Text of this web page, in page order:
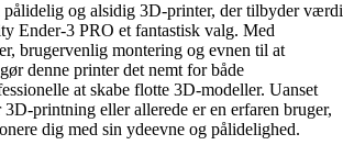
pålidelig og alsidig 3D-printer, der tilbyder værdi
Ender-3 PRO et fantastisk valg. Med
brugervenlig montering og evnen til at
denne printer det nemt for både
at skabe flotte 3D-modeller. Uanset
printning eller allerede er en erfaren bruger,
dig med sin ydeevne og pålidelighed.